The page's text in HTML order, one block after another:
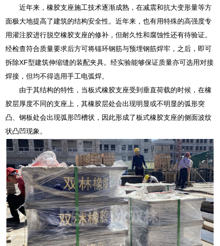
近年来，橡胶支座施工技术逐渐成熟，在减震和抗大变形量等方
面极大地提高了建筑的结构安全性。近年来，也有用特殊的高强度专
用灌注胶进行脱空橡胶支座的修补，但耐久性和腐蚀性还有待验证。
经检查符合质量要求后方可将锚环钢筋与预埋钢筋焊牢，之后，即可
拆除XF型建筑伸缩缝的装配夹具。经实验能够保证质量亦可选用对接
焊接，但均不得选用手工电弧焊。
由于其结构的特性，当板式橡胶支座受到垂直荷载的时候，在橡
胶层厚度不同的支座上，其橡胶层处会出现明显或不明显的弧形突
凸、钢板处会出现弧形凹槽状，因此形成了板式橡胶支座的侧面波纹
状凸凹现象。